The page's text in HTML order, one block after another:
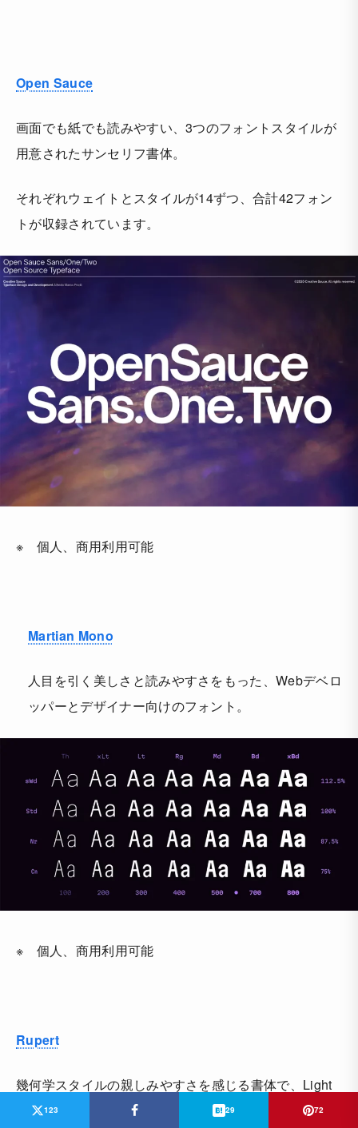
Open Sauce
画面でも紙でも読みやすい、3つのフォントスタイルが
用意されたサンセリフ書体。
それぞれウェイトとスタイルが14ずつ、合計42フォン
トが収録されています。
※ 個人、商用利用可能
Martian Mono
人目を引く美しさと読みやすさをもった、Webデベロ
ッパーとデザイナー向けのフォント。
※ 個人、商用利用可能
Rupert
幾何学スタイルの親しみやすさを感じる書体で、Light
バージョンを無料ダウンロードできます。
123 29 72